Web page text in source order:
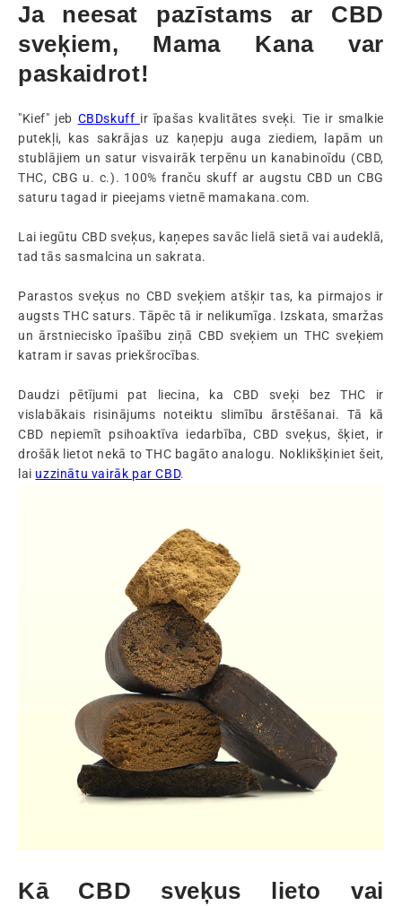
Ja neesat pazīstams ar CBD
sveķiem, Mama Kana var
paskaidrot!
"Kief" jeb CBDskuff ir īpašas kvalitātes sveķi. Tie ir smalkie
putekļi, kas sakrājas uz kaņepju auga ziediem, lapām un
stublājiem un satur visvairāk terpēnu un kanabinoīdu (CBD,
THC, CBG u. c.). 100% franču skuff ar augstu CBD un CBG
saturu tagad ir pieejams vietnē mamakana.com.
Lai iegūtu CBD sveķus, kaņepes savāc lielā sietā vai audeklā,
tad tās sasmalcina un sakrata.
Parastos sveķus no CBD sveķiem atšķir tas, ka pirmajos ir
augsts THC saturs. Tāpēc tā ir nelikumīga. Izskata, smaržas
un ārstniecisko īpašību ziņā CBD sveķiem un THC sveķiem
katram ir savas priekšrocības.
Daudzi pētījumi pat liecina, ka CBD sveķi bez THC ir
vislabākais risinājums noteiktu slimību ārstēšanai. Tā kā
CBD nepiemīt psihoaktīva iedarbība, CBD sveķus, šķiet, ir
drošāk lietot nekā to THC bagāto analogu. Noklikšķiniet šeit,
lai uzzinātu vairāk par CBD.
Kā CBD sveķus lieto vai